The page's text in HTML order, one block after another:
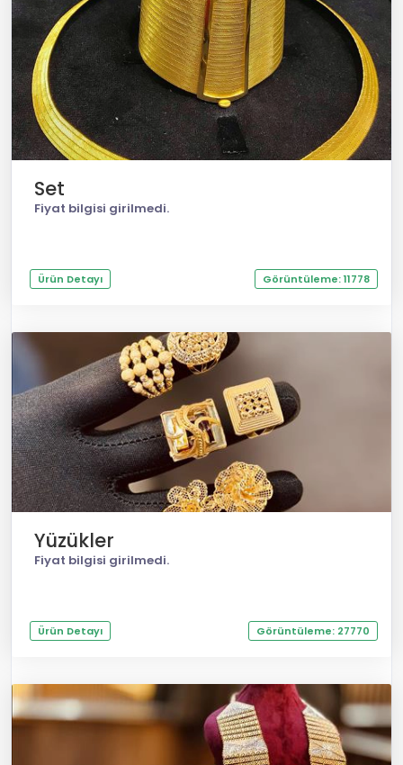
Set
Fiyat bilgisi girilmedi.
Ürün Detayı Görüntüleme: 11778
Yüzükler
Fiyat bilgisi girilmedi.
Ürün Detayı Görüntüleme: 27770